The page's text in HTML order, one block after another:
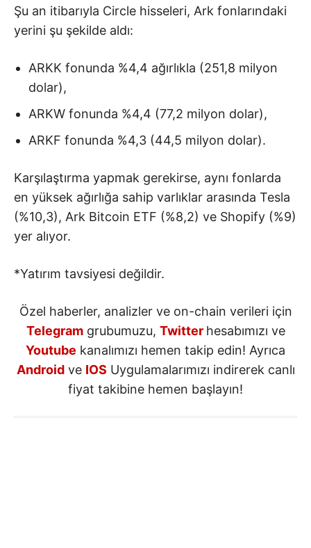
Şu an itibarıyla Circle hisseleri, Ark fonlarındaki
yerini şu şekilde aldı:
ARKK fonunda %4,4 ağırlıkla (251,8 milyon
dolar),
ARKW fonunda %4,4 (77,2 milyon dolar),
ARKF fonunda %4,3 (44,5 milyon dolar).
Karşılaştırma yapmak gerekirse, aynı fonlarda
en yüksek ağırlığa sahip varlıklar arasında Tesla
(%10,3), Ark Bitcoin ETF (%8,2) ve Shopify (%9)
yer alıyor.
*Yatırım tavsiyesi değildir.
Özel haberler, analizler ve on-chain verileri için
Telegramgrubumuzu, Twitter hesabımızı ve
Youtube kanalımızı hemen takip edin! Ayrıca
Androidve IOS Uygulamalarımızı indirerek canlı
fiyat takibine hemen başlayın!